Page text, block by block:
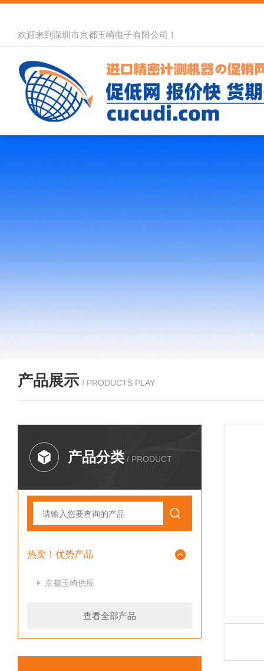
欢迎来到深圳市京都玉崎电子有限公司！
产品展示 / PRODUCTS PLAY
产品分类 / PRODUCT
热卖！优势产品
京都玉崎供应
查看全部产品